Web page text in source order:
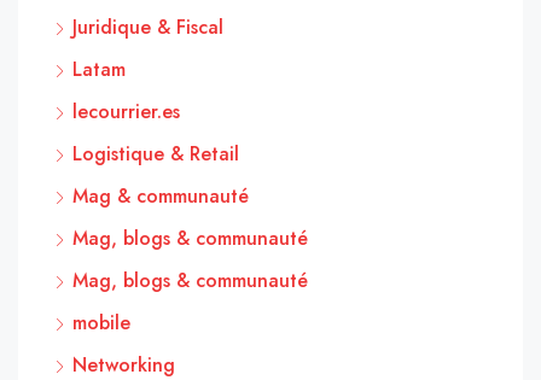
Juridique & Fiscal
Latam
lecourrier.es
Logistique & Retail
Mag & communauté
Mag, blogs & communauté
Mag, blogs & communauté
mobile
Networking